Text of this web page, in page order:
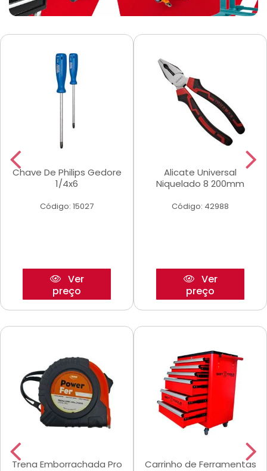
Chave De Philips Gedore
1/4x6
Código: 15027
Ver
preço
Alicate Universal
Niquelado 8 200mm
Código: 42988
Ver
preço
Trena Emborrachada Pro
Carrinho de Ferramentas